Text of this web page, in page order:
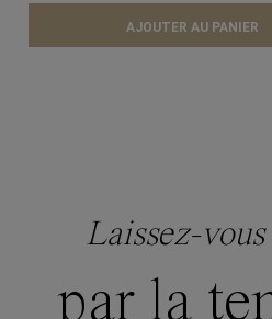
AJOUTER AU PANIER
Laissez-
par la